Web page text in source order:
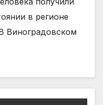
в регионе
Виноградовском